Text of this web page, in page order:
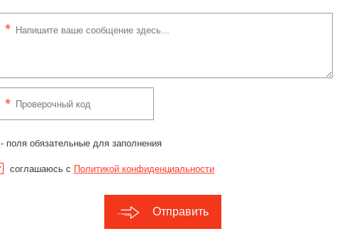
- поля обязательные для заполнения
соглашаюсь с Политикой конфиденциальности
Отправить